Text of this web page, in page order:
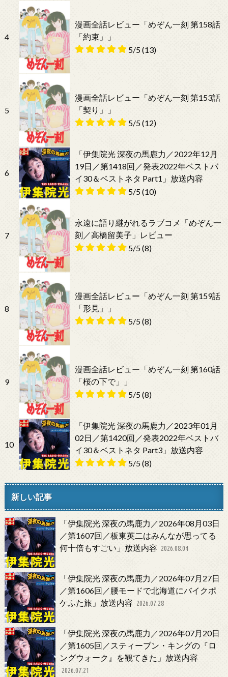
4
漫画全話レビュー「めぞん一刻 第158話
「約束」」
5/5(13)
5
漫画全話レビュー「めぞん一刻 第153話
「契り」」
5/5(12)
6
「伊集院光 深夜の馬鹿力／2022年12月
19日／第1418回／発表2022年ベストバ
イ30＆ベストネタ Part1」放送内容
5/5(10)
7
永遠に語り継がれるラブコメ「めぞん一
刻／高橋留美子」レビュー
5/5(8)
8
漫画全話レビュー「めぞん一刻 第159話
「形見」」
5/5(8)
9
漫画全話レビュー「めぞん一刻 第160話
「桜の下で」」
5/5(8)
10
「伊集院光 深夜の馬鹿力／2023年01月
02日／第1420回／発表2022年ベストバ
イ30＆ベストネタ Part3」放送内容
5/5(8)
新しい記事
「伊集院光 深夜の馬鹿力／2026年08月03日
／第1607回／板東英二はみんなが思ってる
何十倍もすごい」放送内容 2026.08.04
「伊集院光 深夜の馬鹿力／2026年07月27日
／第1606回／腰モードで北海道にバイクポ
ケふた旅」放送内容 2026.07.28
「伊集院光 深夜の馬鹿力／2026年07月20日
／第1605回／スティーブン・キングの『ロ
ングウォーク』を観てきた」放送内容
2026.07.21